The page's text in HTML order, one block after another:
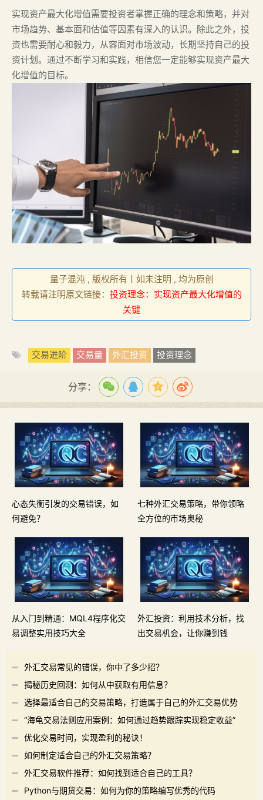
实现资产最大化增值需要投资者掌握正确的理念和策略，并对
市场趋势、基本面和估值等因素有深入的认识。除此之外，投
资也需要耐心和毅力，从容面对市场波动，长期坚持自己的投
资计划。通过不断学习和实践，相信您一定能够实现资产最大
化增值的目标。
量子混沌 , 版权所有丨如未注明 , 均为原创
转载请注明原文链接： 投资理念：实现资产最大化增值的
关键
交易进阶 交易量 外汇投资 投资理念
分享：
心态失衡引发的交易错误，如
何避免？
七种外汇交易策略，带你领略
全方位的市场奥秘
从入门到精通：MQL4程序化交
易调整实用技巧大全
外汇投资：利用技术分析，找
出交易机会，让你赚到钱
外汇交易常见的错误，你中了多少招？
揭秘历史回测：如何从中获取有用信息？
选择最适合自己的交易策略，打造属于自己的外汇交易优势
“海龟交易法则应用案例：如何通过趋势跟踪实现稳定收益”
优化交易时间，实现盈利的秘诀！
如何制定适合自己的外汇交易策略？
外汇交易软件推荐：如何找到适合自己的工具？
Python与期货交易：如何为你的策略编写优秀的代码